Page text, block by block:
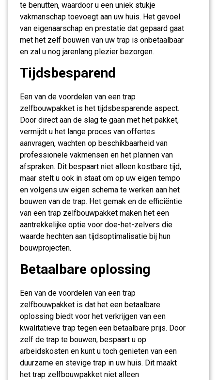
te benutten, waardoor u een uniek stukje
vakmanschap toevoegt aan uw huis. Het gevoel
van eigenaarschap en prestatie dat gepaard gaat
met het zelf bouwen van uw trap is onbetaalbaar
en zal u nog jarenlang plezier bezorgen.
Tijdsbesparend
Een van de voordelen van een trap
zelfbouwpakket is het tijdsbesparende aspect.
Door direct aan de slag te gaan met het pakket,
vermijdt u het lange proces van offertes
aanvragen, wachten op beschikbaarheid van
professionele vakmensen en het plannen van
afspraken. Dit bespaart niet alleen kostbare tijd,
maar stelt u ook in staat om op uw eigen tempo
en volgens uw eigen schema te werken aan het
bouwen van de trap. Het gemak en de efficiëntie
van een trap zelfbouwpakket maken het een
aantrekkelijke optie voor doe-het-zelvers die
waarde hechten aan tijdsoptimalisatie bij hun
bouwprojecten.
Betaalbare oplossing
Een van de voordelen van een trap
zelfbouwpakket is dat het een betaalbare
oplossing biedt voor het verkrijgen van een
kwalitatieve trap tegen een betaalbare prijs. Door
zelf de trap te bouwen, bespaart u op
arbeidskosten en kunt u toch genieten van een
duurzame en stevige trap in uw huis. Dit maakt
het trap zelfbouwpakket niet alleen